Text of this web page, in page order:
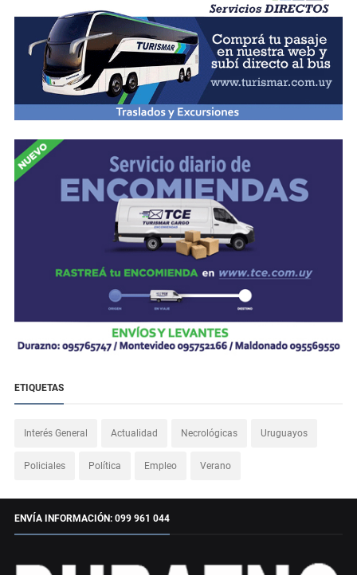
ETIQUETAS
Interés General Actualidad Necrológicas Uruguayos
Policiales Política Empleo Verano
ENVÍA INFORMACIÓN: 099 961 044